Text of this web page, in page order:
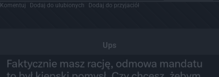
Komentuj Dodaj do ulubionych Dodaj do przyjaciół
Ups